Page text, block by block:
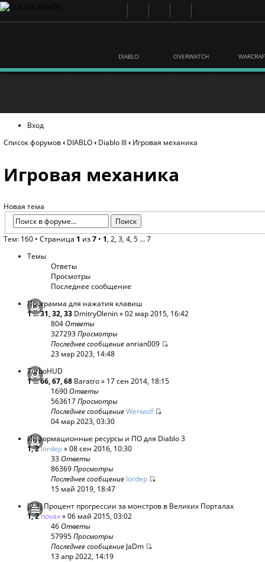
DIABLO OVERWATCH
Вход
Список форумов‹ DIABLO‹ Diablo III‹ Игровая механика
Игровая механика
Новая тема
Тем: 160 • Страница 1 из7 • 1, 2, 3, 4, 5 ...7
Темы
Ответы
Просмотры
Последнее сообщение
Программа для нажатия клавиш
1...31,32,33 DmitryOlenin» 02 мар 2015, 16:42
804Ответы
327293Просмотры
Последнее сообщениеanrian009
23 мар 2023, 14:48
TurboHUD
1...66,67,68 Baratro» 17 сен 2014, 18:15
1690Ответы
563617Просмотры
Последнее сообщениеWerwolf
04 мар 2023, 03:30
Информационные ресурсы и ПО для Diablo 3
1,2lordep» 08 сен 2016, 10:30
33Ответы
86369Просмотры
Последнее сообщение lordep
15 май 2019, 18:47
[2.3] Процент прогрессии за монстров в Великих Порталах
1,2novax» 06 май 2015, 03:02
46Ответы
57995Просмотры
Последнее сообщение JaDm
13 апр 2022, 14:19